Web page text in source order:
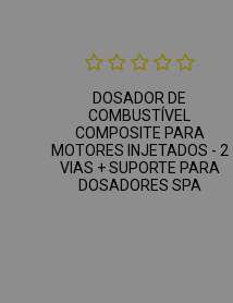
DOSADOR DE
COMBUSTÍVEL
COMPOSITE PARA
MOTORES INJETADOS - 2
VIAS + SUPORTE PARA
DOSADORES SPA